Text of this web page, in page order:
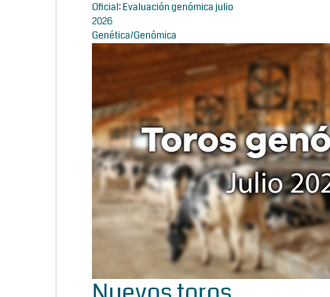
Oficial: Evaluación genómica julio
2026
Genética/Genómica